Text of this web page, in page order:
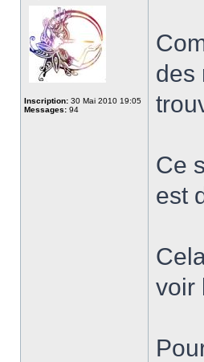
Inscription: 30 Mai 2010 19:05
Messages: 94
des
Ce
est
voir